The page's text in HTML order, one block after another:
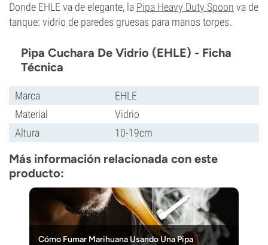
Donde EHLE va de elegante, la Pipa Heavy Duty Spoon va de
tanque: vidrio de paredes gruesas para manos torpes.
Pipa Cuchara De Vidrio (EHLE) - Ficha
Técnica
Marca
EHLE
Material
Vidrio
Altura
10-19cm
Más información relacionada con este
producto:
Cómo Fumar Marihuana Usando Una Pipa